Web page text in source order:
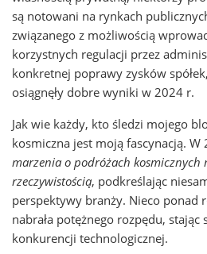
są notowani na rynkach
związanego z możliwością
korzystnych regulacji przez
konkretnej poprawy zysków
osiągnęły dobre wyniki w 2024 r.
Jak wie każdy, kto śledzi mojego
kosmiczna jest moją fascynacją. W
marzenia o podróżach kosmicznych
rzeczywistością, podkreślając
perspektywy branży. Nieco ponad
nabrała potężnego rozpędu,
konkurencji technologicznej.